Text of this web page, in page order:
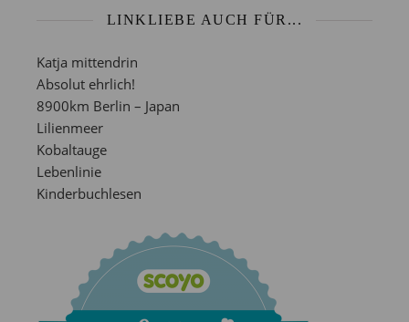
LINKLIEBE AUCH FÜR...
Katja mittendrin
Absolut ehrlich!
8900km Berlin – Japan
Lilienmeer
Kobaltauge
Lebenlinie
Kinderbuchlesen